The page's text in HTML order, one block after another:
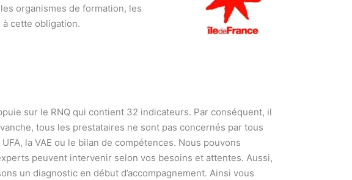
organismes de formation, les
à cette obligation.
sur le RNQ qui contient 32 indicateurs. Par conséquent, il
tous les prestataires ne sont pas concernés par tous
la VAE ou le bilan de compétences. Nous pouvons
peuvent intervenir selon vos besoins et attentes. Aussi,
un diagnostic en début d’accompagnement. Ainsi vous